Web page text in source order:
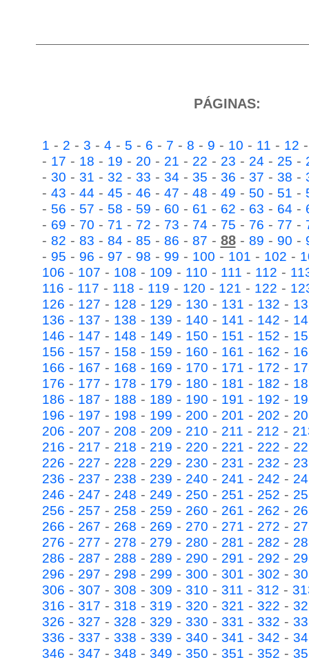
PÁGINAS:
1 - 2 - 3 - 4 - 5 - 6 - 7 - 8 - 9 - 10 - 11 - 12
- 17 - 18 - 19 - 20 - 21 - 22 - 23 - 24 - 25 -
- 30 - 31 - 32 - 33 - 34 - 35 - 36 - 37 - 38 -
- 43 - 44 - 45 - 46 - 47 - 48 - 49 - 50 - 51 -
- 56 - 57 - 58 - 59 - 60 - 61 - 62 - 63 - 64 -
- 69 - 70 - 71 - 72 - 73 - 74 - 75 - 76 - 77 -
- 82 - 83 - 84 - 85 - 86 - 87 - 88- 89 - 90 -
- 95 - 96 - 97 - 98 - 99 - 100 - 101 - 102 -
106 - 107 - 108 - 109 - 110 - 111 - 112 -
116 - 117 - 118 - 119 - 120 - 121 - 122 -
126 - 127 - 128 - 129 - 130 - 131 - 132 -
136 - 137 - 138 - 139 - 140 - 141 - 142 -
146 - 147 - 148 - 149 - 150 - 151 - 152 -
156 - 157 - 158 - 159 - 160 - 161 - 162 -
166 - 167 - 168 - 169 - 170 - 171 - 172 -
176 - 177 - 178 - 179 - 180 - 181 - 182 -
186 - 187 - 188 - 189 - 190 - 191 - 192 -
196 - 197 - 198 - 199 - 200 - 201 - 202 -
206 - 207 - 208 - 209 - 210 - 211 - 212 -
216 - 217 - 218 - 219 - 220 - 221 - 222 -
226 - 227 - 228 - 229 - 230 - 231 - 232 -
236 - 237 - 238 - 239 - 240 - 241 - 242 -
246 - 247 - 248 - 249 - 250 - 251 - 252 -
256 - 257 - 258 - 259 - 260 - 261 - 262 -
266 - 267 - 268 - 269 - 270 - 271 - 272 -
276 - 277 - 278 - 279 - 280 - 281 - 282 -
286 - 287 - 288 - 289 - 290 - 291 - 292 -
296 - 297 - 298 - 299 - 300 - 301 - 302 -
306 - 307 - 308 - 309 - 310 - 311 - 312 -
316 - 317 - 318 - 319 - 320 - 321 - 322 -
326 - 327 - 328 - 329 - 330 - 331 - 332 -
336 - 337 - 338 - 339 - 340 - 341 - 342 -
346 - 347 - 348 - 349 - 350 - 351 - 352 -